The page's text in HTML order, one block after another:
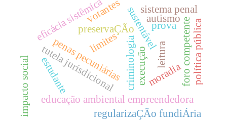
penas pecuniárias
preservaÇÃo
criminologia
educação ambiental empreendedora
sustentável
leitura
regularizaÇÃo fundiÁria
moradia
execução foro competente
tutela jurisdicional
eficácia sistêmica sistema penal
impacto social
limites
prova
estudante política pública
autismo
votantes